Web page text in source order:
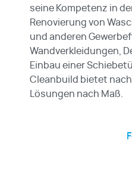
seine Kompetenz in
Renovierung von
und anderen
Wandverkleidungen,
Einbau einer
Cleanbuild bietet
Lösungen nach Maß.